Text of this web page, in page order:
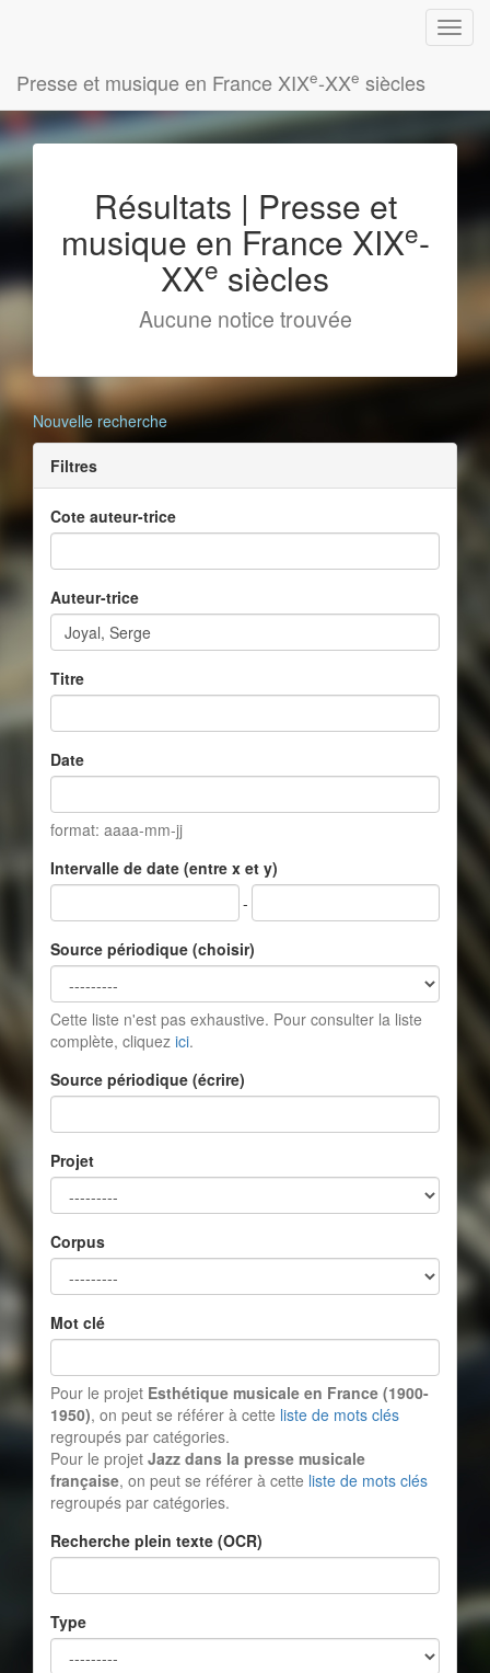
Presse et musique en France XIXe-XXe siècles
Résultats | Presse et
musique en France XIXe-
XXe siècles
Aucune notice trouvée
Nouvelle recherche
Filtres
Cote auteur-trice
Auteur-trice
Titre
Date
format: aaaa-mm-jj
Intervalle de date (entre x et y)
-
Source périodique (choisir)
Cette liste n'est pas exhaustive. Pour consulter la liste
complète, cliquez ici.
Source périodique (écrire)
Projet
Corpus
Mot clé
Pour le projet Esthétique musicale en France (1900-
1950), on peut se référer à cette liste de mots clés
regroupés par catégories.
Pour le projet Jazz dans la presse musicale
française, on peut se référer à cette liste de mots clés
regroupés par catégories.
Recherche plein texte (OCR)
Type